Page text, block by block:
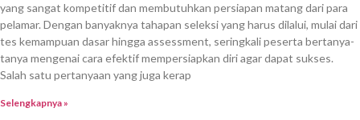
yang sangat kompetitif dan membutuhkan persiapan matang dari para
pelamar. Dengan banyaknya tahapan seleksi yang harus dilalui, mulai dari
tes kemampuan dasar hingga assessment, seringkali peserta bertanya-
tanya mengenai cara efektif mempersiapkan diri agar dapat sukses.
Salah satu pertanyaan yang juga kerap
Selengkapnya »